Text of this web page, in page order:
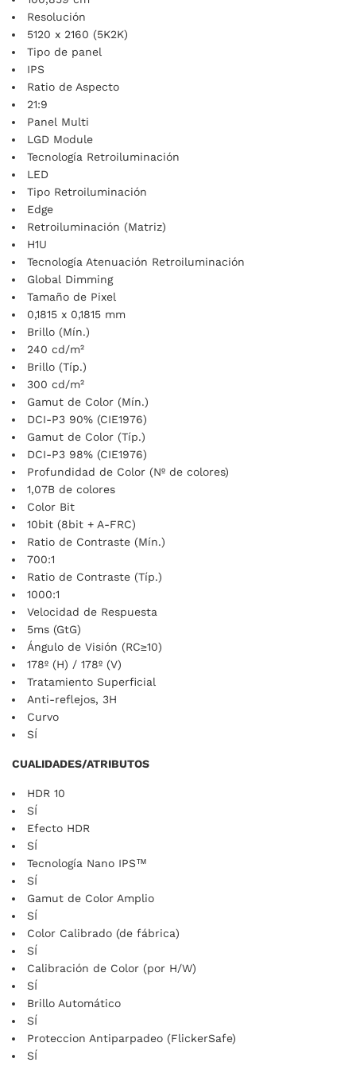
Resolución
5120 x 2160 (5K2K)
Tipo de panel
IPS
Ratio de Aspecto
21:9
Panel Multi
LGD Module
Tecnología Retroiluminación
LED
Tipo Retroiluminación
Edge
Retroiluminación (Matriz)
H1U
Tecnología Atenuación Retroiluminación
Global Dimming
Tamaño de Pixel
0,1815 x 0,1815 mm
Brillo (Mín.)
240 cd/m²
Brillo (Típ.)
300 cd/m²
Gamut de Color (Mín.)
DCI-P3 90% (CIE1976)
Gamut de Color (Típ.)
DCI-P3 98% (CIE1976)
Profundidad de Color (Nº de colores)
1,07B de colores
Color Bit
10bit (8bit + A-FRC)
Ratio de Contraste (Mín.)
700:1
Ratio de Contraste (Típ.)
1000:1
Velocidad de Respuesta
5ms (GtG)
Ángulo de Visión (RC≥10)
178º (H) / 178º (V)
Tratamiento Superficial
Anti-reflejos, 3H
Curvo
SÍ
CUALIDADES/ATRIBUTOS
HDR 10
SÍ
Efecto HDR
SÍ
Tecnología Nano IPS™
SÍ
Gamut de Color Amplio
SÍ
Color Calibrado (de fábrica)
SÍ
Calibración de Color (por H/W)
SÍ
Brillo Automático
SÍ
Proteccion Antiparpadeo (FlickerSafe)
SÍ